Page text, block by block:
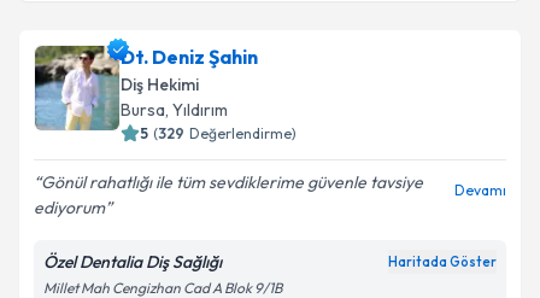
Dt. Deniz Şahin
Diş Hekimi
Bursa, Yıldırım
5 (329 Değerlendirme)
Gönül rahatlığı ile tüm sevdiklerime güvenle tavsiye
ediyorum
Devamı
Özel Dentalia Diş Sağlığı Haritada Göster
Millet Mah Cengizhan Cad A Blok 9/1B